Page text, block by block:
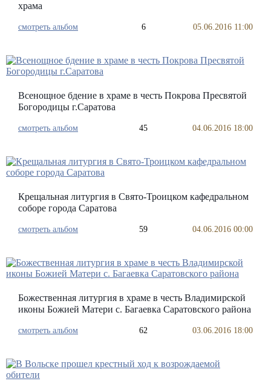
храма
смотреть альбом 6 05.06.2016 11:00
Всенощное бдение в храме в честь Покрова Пресвятой
Богородицы г.Саратова
смотреть альбом 45 04.06.2016 18:00
Крещальная литургия в Свято-Троицком кафедральном
соборе города Саратова
смотреть альбом 59 04.06.2016 00:00
Божественная литургия в храме в честь Владимирской
иконы Божией Матери с. Багаевка Саратовского района
смотреть альбом 62 03.06.2016 18:00